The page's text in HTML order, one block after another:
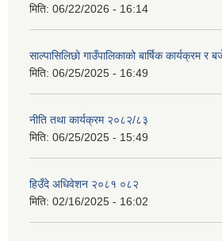
मिति: 06/22/2026 - 16:14
साल्पासिलिछो गाउँपालिकाको बार्षिक कार्यक्रम
मिति: 06/25/2025 - 16:49
नीति तथा कार्यक्रम २०८२/८३
मिति: 06/25/2025 - 15:49
हिउँदे अधिवेशन २०८१ ०८२
मिति: 02/16/2025 - 16:02